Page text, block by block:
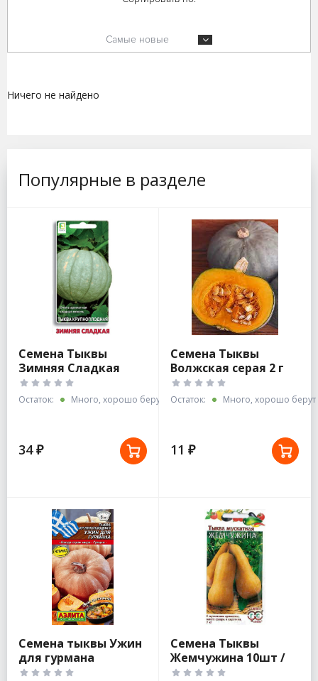
Самые новые
Ничего не найдено
Популярные в разделе
Семена Тыквы
Зимняя Сладкая
10шт крупноплодная
Остаток: Много, хорошо берут
34 ₽
Семена Тыквы
Волжская серая 2 г
белые пакеты
Остаток: Много, хорошо берут
11 ₽
Семена тыквы Ужин
для гурмана
Семена Тыквы
Жемчужина 10шт /
Гавриш